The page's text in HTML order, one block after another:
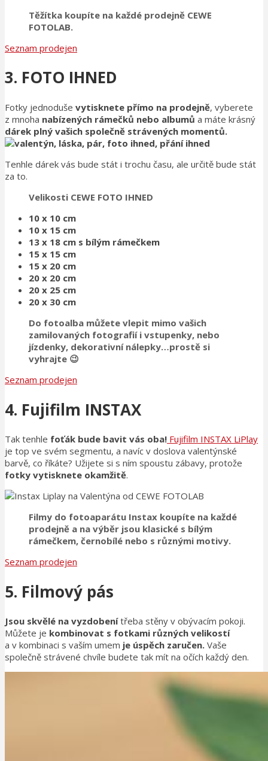
Těžítka koupíte na každé prodejně CEWE
FOTOLAB.
Seznam prodejen
3. FOTO IHNED
Fotky jednoduše vytisknete přímo na prodejně, vyberete
z mnoha nabízených rámečků nebo albumů a máte krásný
dárek plný vašich společně strávených momentů.
Tenhle dárek vás bude stát i trochu času, ale určitě bude stát
za to.
Velikosti CEWE FOTO IHNED
10 x 10 cm
10 x 15 cm
13 x 18 cm s bílým rámečkem
15 x 15 cm
15 x 20 cm
20 x 20 cm
20 x 25 cm
20 x 30 cm
Do fotoalba můžete vlepit mimo vašich
zamilovaných fotografií i vstupenky, nebo
jízdenky, dekorativní nálepky…prostě si
vyhrajte 😉
Seznam prodejen
4. Fujifilm INSTAX
Tak tenhle foťák bude bavit vás oba! Fujifilm INSTAX LiPlay
je top ve svém segmentu, a navíc v doslova valentýnské
barvě, co říkáte? Užijete si s ním spoustu zábavy, protože
fotky vytisknete okamžitě.
Filmy do fotoaparátu Instax koupíte na každé
prodejně a na výběr jsou klasické s bílým
rámečkem, černobílé nebo s různými motivy.
Seznam prodejen
5. Filmový pás
Jsou skvělé na vyzdobenítřeba stěny v obývacím pokoji.
Můžete je kombinovat s fotkami různých velikostí
a v kombinaci s vaším umem je úspěch zaručen. Vaše
společně strávené chvíle budete tak mít na očích každý den.